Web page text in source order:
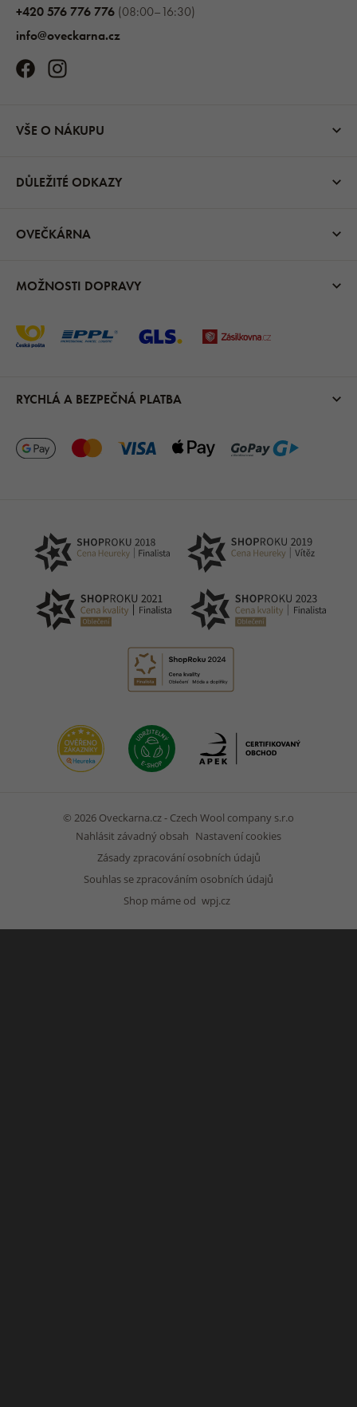
+420 576 776 776 (08:00–16:30)
info@oveckarna.cz
VŠE O NÁKUPU
DŮLEŽITÉ ODKAZY
OVEČKÁRNA
MOŽNOSTI DOPRAVY
RYCHLÁ A BEZPEČNÁ PLATBA
© 2026 Oveckarna.cz - Czech Wool company s.r.o
Nahlásit závadný obsah Nastavení cookies
Zásady zpracování osobních údajů
Souhlas se zpracováním osobních údajů
Shop máme od wpj.cz